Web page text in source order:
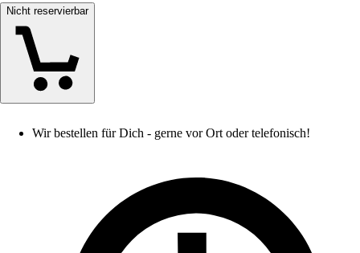
Nicht reservierbar
Wir bestellen für Dich - gerne vor Ort oder telefonisch!